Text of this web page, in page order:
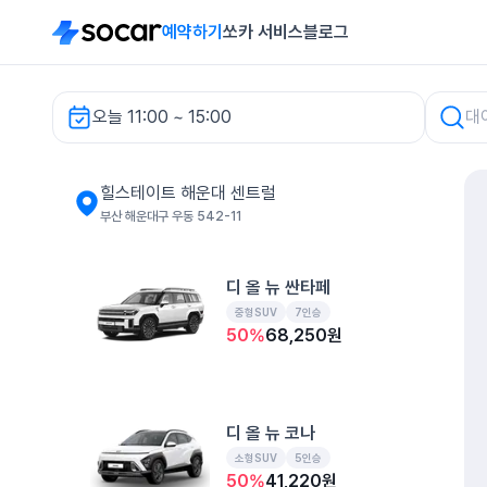
예약하기 쏘카 서비스블로그
오늘 11:00 ~ 15:00
힐스테이트 해운대 센트럴 렌터카
힐스테이트 해운대 센트럴
부산 해운대구 우동 542-11
디 올 뉴 싼타페
중형SUV 7인승
50%68,250원
디 올 뉴 코나
소형SUV 5인승
50%41,220원